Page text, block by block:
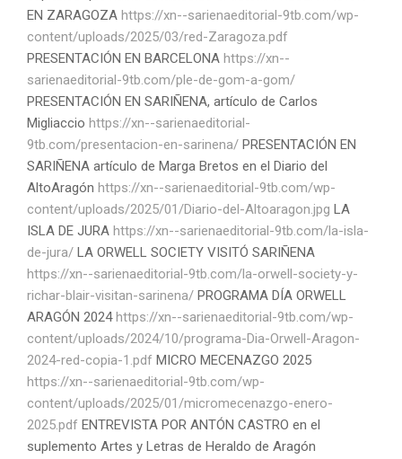
EN ZARAGOZA https://xn--sarienaeditorial-9tb.com/wp-
content/uploads/2025/03/red-Zaragoza.pdf
PRESENTACIÓN EN BARCELONA https://xn--
sarienaeditorial-9tb.com/ple-de-gom-a-gom/
PRESENTACIÓN EN SARIÑENA, artículo de Carlos
Migliaccio https://xn--sarienaeditorial-
9tb.com/presentacion-en-sarinena/ PRESENTACIÓN EN
SARIÑENA artículo de Marga Bretos en el Diario del
AltoAragón https://xn--sarienaeditorial-9tb.com/wp-
content/uploads/2025/01/Diario-del-Altoaragon.jpg LA
ISLA DE JURA https://xn--sarienaeditorial-9tb.com/la-isla-
de-jura/ LA ORWELL SOCIETY VISITÓ SARIÑENA
https://xn--sarienaeditorial-9tb.com/la-orwell-society-y-
richar-blair-visitan-sarinena/ PROGRAMA DÍA ORWELL
ARAGÓN 2024https://xn--sarienaeditorial-9tb.com/wp-
content/uploads/2024/10/programa-Dia-Orwell-Aragon-
2024-red-copia-1.pdf MICRO MECENAZGO 2025
https://xn--sarienaeditorial-9tb.com/wp-
content/uploads/2025/01/micromecenazgo-enero-
2025.pdf ENTREVISTA POR ANTÓN CASTRO en el
suplemento Artes y Letras de Heraldo de Aragón